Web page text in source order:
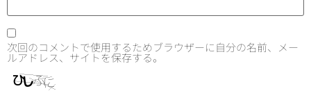
次回のコメントで使用するためブラウザーに自分の名前、メー
ルアドレス、サイトを保存する。